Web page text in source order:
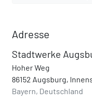
Adresse
Stadtwerke
Hoher Weg
86152 Augsburg,
Bayern, Deutschland